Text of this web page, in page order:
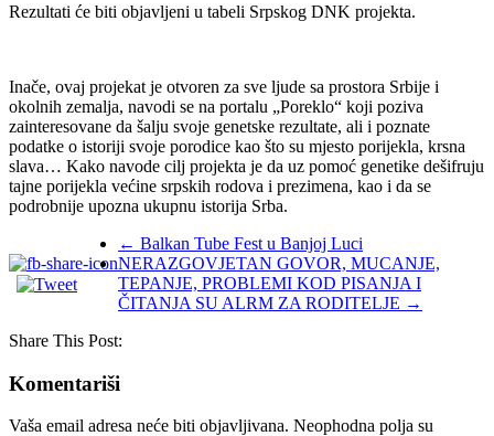
Rezultati će biti objavljeni u tabeli Srpskog DNK projekta.
Inače, ovaj projekat je otvoren za sve ljude sa prostora Srbije i
okolnih zemalja, navodi se na portalu „Poreklo“ koji poziva
zainteresovane da šalju svoje genetske rezultate, ali i poznate
podatke o istoriji svoje porodice kao što su mjesto porijekla, krsna
slava… Kako navode cilj projekta je da uz pomoć genetike dešifruju
tajne porijekla većine srpskih rodova i prezimena, kao i da se
podrobnije upozna ukupnu istorija Srba.
← Balkan Tube Fest u Banjoj Luci
NERAZGOVJETAN GOVOR, MUCANJE,
TEPANJE, PROBLEMI KOD PISANJA I
ČITANJA SU ALRM ZA RODITELJE →
Share This Post:
Komentariši
Vaša email adresa neće biti objavljivana. Neophodna polja su